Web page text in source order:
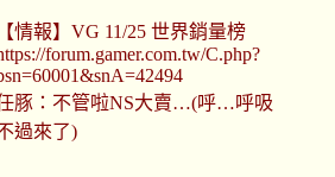
【情報】VG 11/25 世界銷量榜
forum.gamer.com.tw/C.php?
豚：不管啦NS大賣…(呼…呼吸
過來了)